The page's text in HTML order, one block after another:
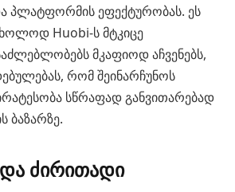
პლატფორმის ეფექტურობას. ეს
Huobi-ს მტკიცე
მკაფიოდ აჩვენებს,
რომ შეინარჩუნოს
სწრაფად განვითარებად
ბაზარზე.
ძირითადი